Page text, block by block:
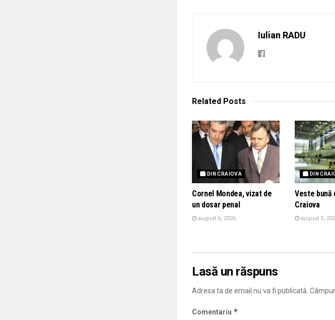
Iulian RADU
Related Posts
🏙 DIN CRAIOVA
Cornel Mondea, vizat de
un dosar penal
august 6, 2026
🏙 DIN
Veste bună
Craiova
august 5,
Lasă un răspuns
Adresa ta de email nu va fi publicată.
Comentariu *